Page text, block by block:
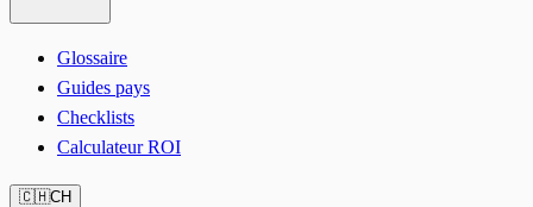
Glossaire
Guides pays
Checklists
Calculateur ROI
🇨🇭CH